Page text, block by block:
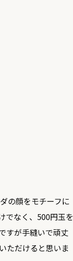
の顔をモチーフに
でなく、500円玉を
すが手縫いで頑丈
ただけると思いま